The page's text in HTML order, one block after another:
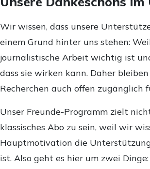
Wir wissen, dass unsere
einem Grund hinter uns stehen:
journalistische Arbeit wichtig ist
dass sie wirken kann. Daher
Recherchen auch offen zugänglich
Unser Freunde-Programm zielt
klassisches Abo zu sein, weil wir
Hauptmotivation die
ist. Also geht es hier um zwei Dinge: